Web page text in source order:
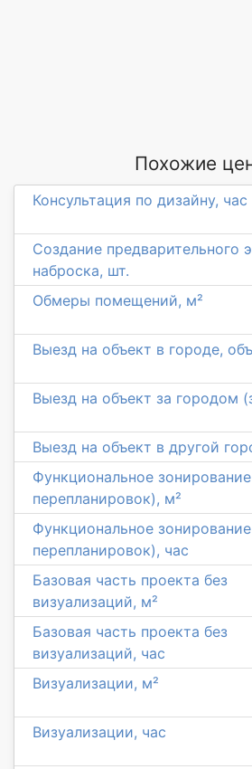
Похожие
Консультация по дизайну, час
Создание предварительного
наброска, шт.
Обмеры помещений, м²
Выезд на объект в городе,
Выезд на объект за городом
Выезд на объект в другой
Функциональное
перепланировок), м²
Функциональное
перепланировок), час
Базовая часть проекта без
визуализаций, м²
Базовая часть проекта без
визуализаций, час
Визуализации, м²
Визуализации, час